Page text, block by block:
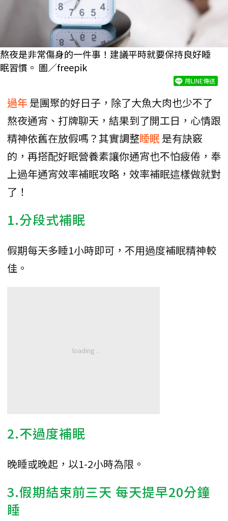
熬夜是非常傷身的一件事！建議平時就要保持良好睡
眠習慣。 圖／freepik
用LINE傳送
過年是團聚的好日子，除了大魚大肉也少不了
熬夜通宵、打牌聊天，結果到了開工日，心情跟
精神依舊在放假嗎？其實調整睡眠是有訣竅
的，再搭配好眠營養素讓你通宵也不怕疲倦，奉
上過年通宵效率補眠攻略，效率補眠這樣做就對
了！
1.分段式補眠
假期每天多睡1小時即可，不用過度補眠精神較
佳。
2.不過度補眠
晚睡或晚起，以1-2小時為限。
3.假期結束前三天 每天提早20分鐘
睡